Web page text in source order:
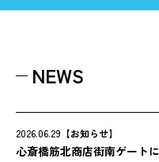
NEWS
2026.06.29 【お知らせ】
心斎橋筋北商店街南ゲート